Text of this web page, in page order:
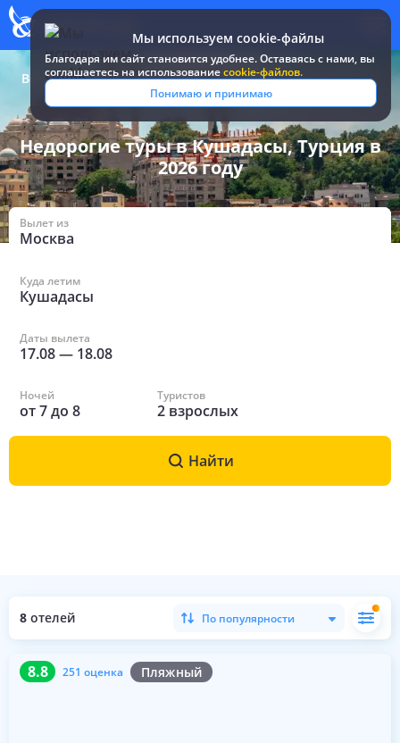
Мы используем cookie-файлы
Благодаря им сайт становится удобнее. Оставаясь c нами, вы
соглашаетесь на использованиеcookie-файлов.
Понимаю и принимаю
Все туры и путевки / Турция / в Кушадасах недорогие
Недорогие туры в Кушадасы, Турция в
2026 году
Вылет из
Москва
Куда летим
Кушадасы
Даты вылета
17.08— 18.08
Ночей
от7до 8
Туристов
2 взрослых
Найти
8 отелей По популярности
8.8 251 оценка Пляжный
8.8 251 оценка